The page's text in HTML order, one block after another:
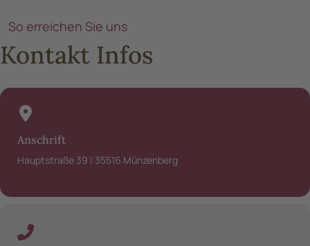
So erreichen Sie uns
Kontakt Infos
Anschrift
Hauptstraße 39 | 35516 Münzenberg